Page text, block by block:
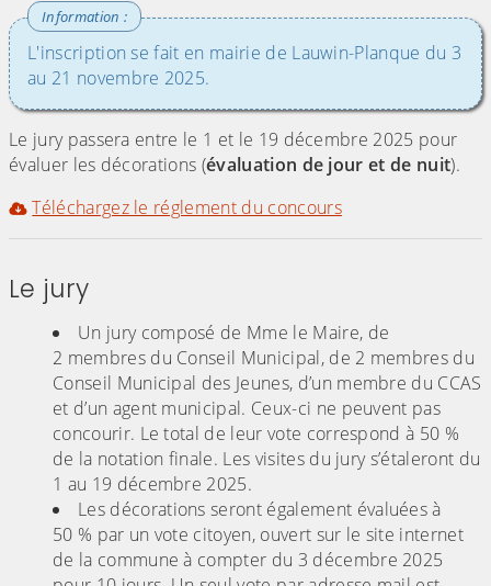
L'inscription se fait en mairie de Lauwin-Planque du 3
au 21 novembre 2025.
Le jury passera entre le 1 et le 19 décembre 2025 pour
évaluer les décorations (évaluation de jour et de nuit).
Téléchargez le réglement du concours
Le jury
Un jury composé de Mme le Maire, de
2 membres du Conseil Municipal, de 2 membres du
Conseil Municipal des Jeunes, d’un membre du CCAS
et d’un agent municipal. Ceux-ci ne peuvent pas
concourir. Le total de leur vote correspond à 50 %
de la notation finale. Les visites du jury s’étaleront du
1 au 19 décembre 2025.
Les décorations seront également évaluées à
50 % par un vote citoyen, ouvert sur le site internet
de la commune à compter du 3 décembre 2025